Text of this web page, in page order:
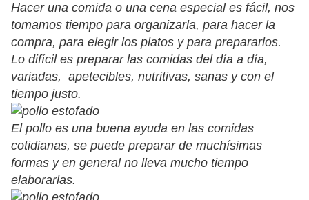
Hacer una comida o una cena especial es fácil, nos
tomamos tiempo para organizarla, para hacer la
compra, para elegir los platos y para prepararlos.
Lo difícil es preparar las comidas del día a día,
variadas, apetecibles, nutritivas, sanas y con el
tiempo justo.
El pollo es una buena ayuda en las comidas
cotidianas, se puede preparar de muchísimas
formas y en general no lleva mucho tiempo
elaborarlas.